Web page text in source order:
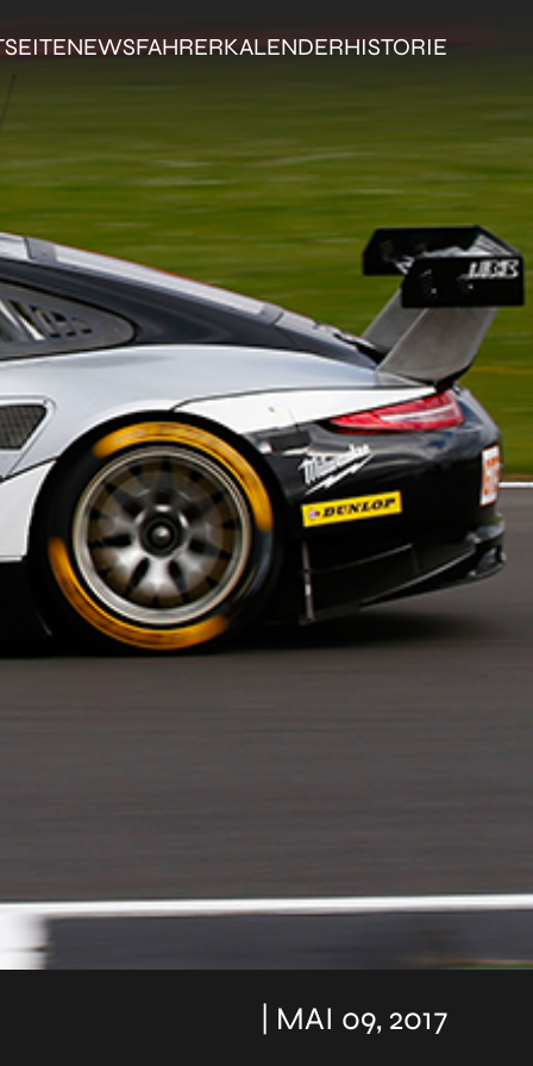
NEWSFAHRERKALENDERHISTORIE
| MAI 09, 2017